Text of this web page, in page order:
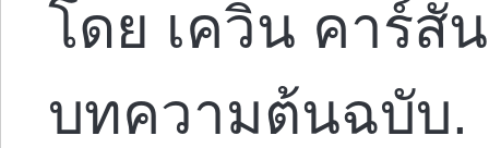
โดย เควิน คาร์สั
บทความต้นฉบับ.